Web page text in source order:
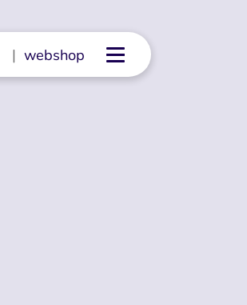
| webshop